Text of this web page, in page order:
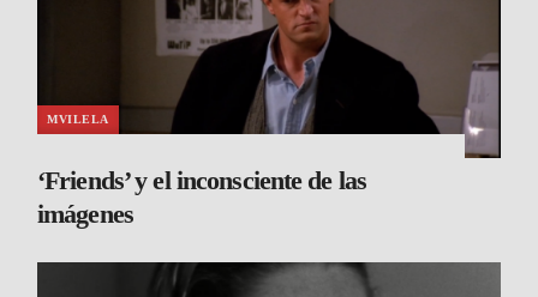
MVILELA
‘Friends’ y el inconsciente de las
imágenes